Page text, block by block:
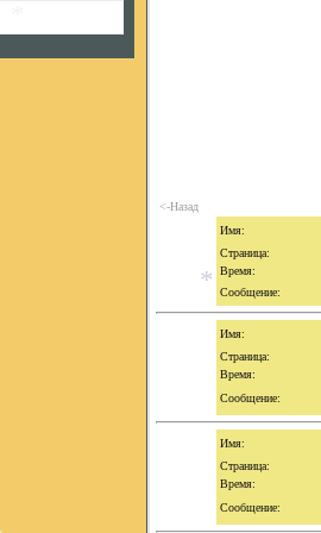
<-Назад
Имя:
Страница:
Время:
Сообщение:
Имя:
Страница:
Время:
Сообщение:
Имя:
Страница:
Время:
Сообщение:
*